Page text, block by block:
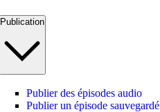
Publication
Publier des épisodes audio
Publier un épisode sauvegardé